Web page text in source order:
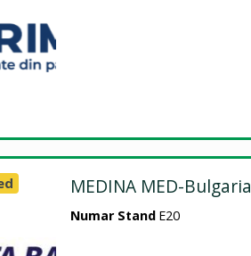
MEDINA MED-Bulgaria
Numar Stand E20